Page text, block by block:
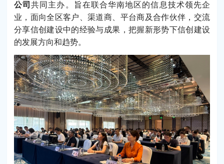
公司共同主办。旨在联合华南地区的信息技术领先企
业，面向全区客户、渠道商、平台商及合作伙伴，交流
分享信创建设中的经验与成果，把握新形势下信创建设
的发展方向和趋势。